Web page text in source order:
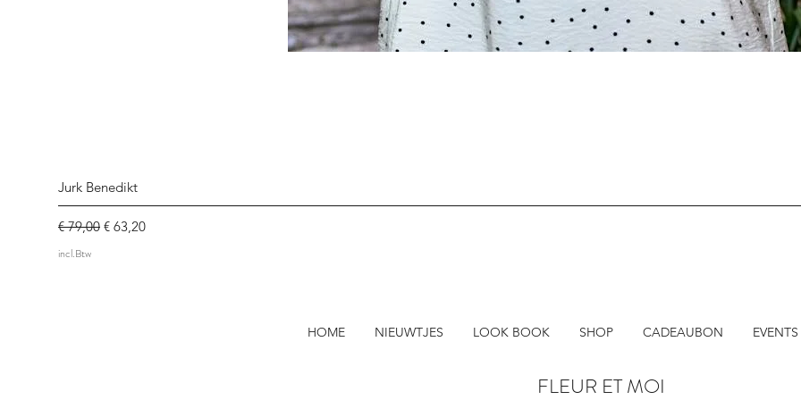
Jurk Benedikt
Normale prijs
€ 79,00 Verkoopprijs
€ 63,20
incl.Btw
HOME NIEUWTJES LOOK BOOK SHOP CADEAUBON EVENTS
FLEUR ET MOI